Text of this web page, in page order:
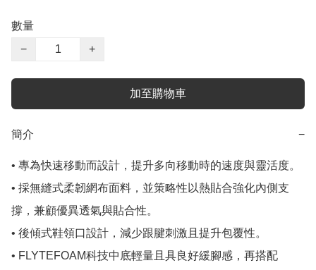
數量
−
+
加至購物車
簡介 −
• 專為快速移動而設計，提升多向移動時的速度與靈活度。
• 採無縫式柔韌網布面料，並策略性以熱貼合強化內側支
撐，兼顧優異透氣與貼合性。
• 後傾式鞋領口設計，減少跟腱刺激且提升包覆性。
• FLYTEFOAM科技中底輕量且具良好緩腳感，再搭配